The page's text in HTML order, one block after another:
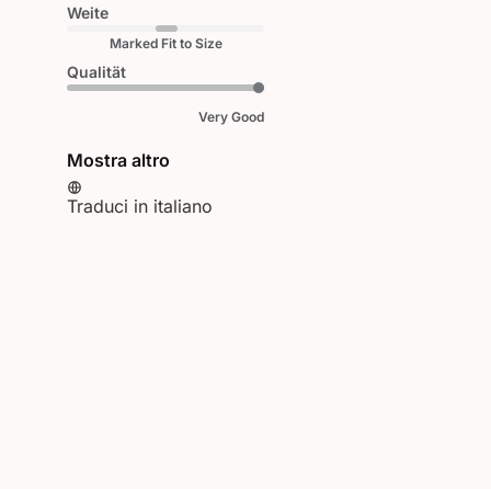
Weite
Marked Fit to Size
Qualität
Very Good
Mostra altro
Traduci in italiano